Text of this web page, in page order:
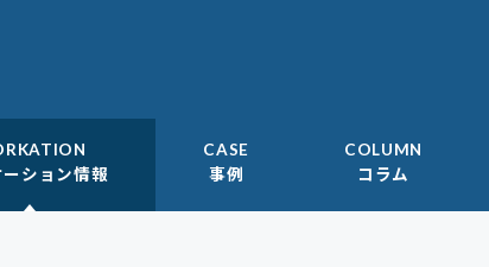
ーション情報
CASE
事例
COLUMN
コラム